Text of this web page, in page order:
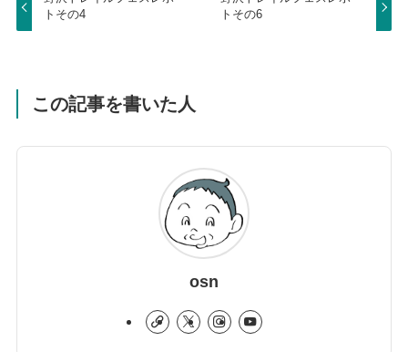
トその4
トその6
この記事を書いた人
osn